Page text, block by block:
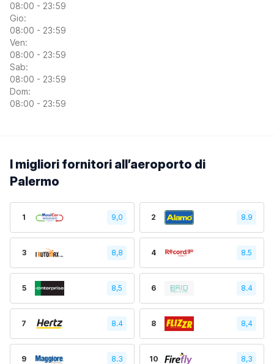
08:00 - 23:59
Gio:
08:00 - 23:59
Ven:
08:00 - 23:59
Sab:
08:00 - 23:59
Dom:
08:00 - 23:59
I migliori fornitori all’aeroporto di
Palermo
1 9,0 2 8.9
3 8,8 4 8.5
5 8,5 6 8.4
7 8.4 8 8,4
9 8.3 10 8,3